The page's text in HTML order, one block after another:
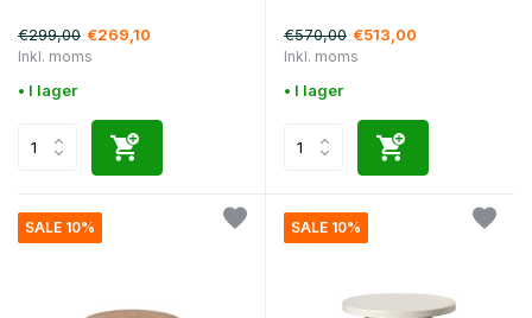
€299,00 €269,10
Inkl. moms
• I lager
€570,00 €513,00
Inkl. moms
• I lager
SALE 10% SALE 10%